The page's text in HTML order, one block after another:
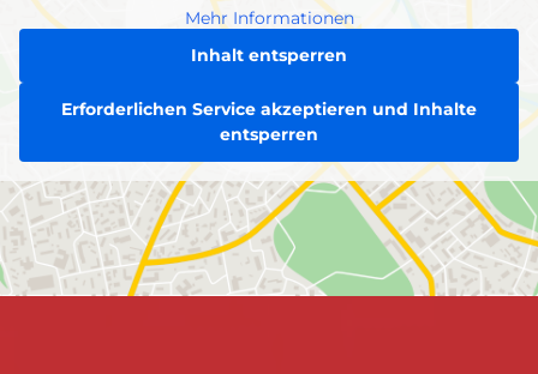
Mehr Informationen
Inhalt entsperren
Erforderlichen Service akzeptieren und Inhalte
entsperren